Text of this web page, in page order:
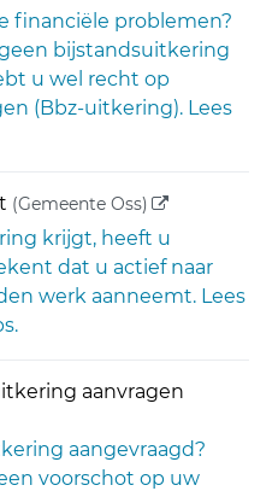
financiële problemen?
bijstandsuitkering
u wel recht op
(Bbz-uitkering). Lees
(Gemeente Oss) (externe link)
krijgt, heeft u
dat u actief naar
werk aanneemt. Lees
aanvragen
aangevraagd?
voorschot op uw